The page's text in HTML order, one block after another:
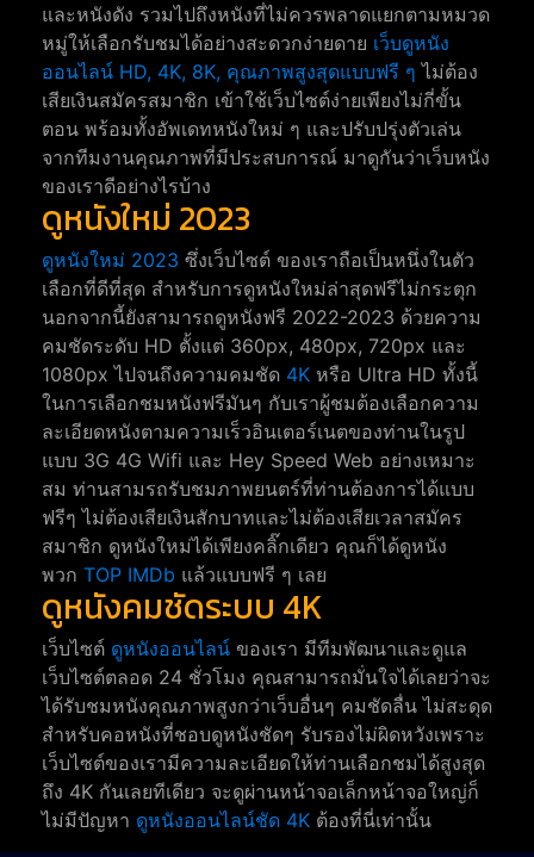
และหนังดัง รวมไปถึงหนังที่ไม่ควรพลาดแยกตามหมวด
หมู่ให้เลือกรับชมได้อย่างสะดวกง่ายดาย เว็บดูหนัง
ออนไลน์ HD, 4K, 8K, คุณภาพสูงสุดแบบฟรี ๆ ไม่ต้อง
เสียเงินสมัครสมาชิก เข้าใช้เว็บไซต์ง่ายเพียงไม่กี่ขั้น
ตอน พร้อมทั้งอัพเดทหนังใหม่ ๆ และปรับปรุ่งตัวเล่น
จากทีมงานคุณภาพที่มีประสบการณ์ มาดูกันว่าเว็บหนัง
ของเราดีอย่างไรบ้าง
ดูหนังใหม่ 2023
ดูหนังใหม่ 2023 ซึ่งเว็บไซต์ ของเราถือเป็นหนึ่งในตัว
เลือกที่ดีที่สุด สำหรับการดูหนังใหม่ล่าสุดฟรีไม่กระตุก
นอกจากนี้ยังสามารถดูหนังฟรี 2022-2023 ด้วยความ
คมชัดระดับ HD ตั้งแต่ 360px, 480px, 720px และ
1080px ไปจนถึงความคมชัด 4K หรือ Ultra HD ทั้งนี้
ในการเลือกชมหนังฟรีมันๆ กับเราผู้ชมต้องเลือกความ
ละเอียดหนังตามความเร็วอินเตอร์เนตของท่านในรูป
แบบ 3G 4G Wifi และ Hey Speed Web อย่างเหมาะ
สม ท่านสามรถรับชมภาพยนตร์ที่ท่านต้องการได้แบบ
ฟรีๆ ไม่ต้องเสียเงินสักบาทและไม่ต้องเสียเวลาสมัคร
สมาชิก ดูหนังใหม่ได้เพียงคลิ๊กเดียว คุณก็ได้ดูหนัง
พวก TOP IMDb แล้วแบบฟรี ๆ เลย
ดูหนังคมชัดระบบ 4K
เว็บไซต์ ดูหนังออนไลน์ ของเรา มีทีมพัฒนาและดูแล
เว็บไซต์ตลอด 24 ชั่วโมง คุณสามารถมั่นใจได้เลยว่าจะ
ได้รับชมหนังคุณภาพสูงกว่าเว็บอื่นๆ คมชัดลื่น ไม่สะดุด
สำหรับคอหนังที่ชอบดูหนังชัดๆ รับรองไม่ผิดหวังเพราะ
เว็บไซต์ของเรามีความละเอียดให้ท่านเลือกชมได้สูงสุด
ถึง 4K กันเลยทีเดียว จะดูผ่านหน้าจอเล็กหน้าจอใหญ่ก็
ไม่มีปัญหา ดูหนังออนไลน์ชัด 4K ต้องที่นี่เท่านั้น